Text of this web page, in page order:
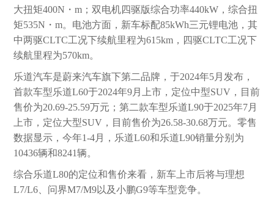
大扭矩400N・m；双电机四驱版综合功率440kW，综合扭
矩535N・m。电池方面，新车标配85kWh三元锂电池，其
中两驱CLTC工况下续航里程为615km，四驱CLTC工况下
续航里程为570km。
乐道汽车是蔚来汽车旗下第二品牌，于2024年5月发布，
首款车型乐道L60于2024年9月上市，定位中型SUV，目前
售价为20.69-25.59万元；第二款车型乐道L90于2025年7月
上市，定位大型SUV，目前售价为26.58-30.68万元。零售
数据显示，今年1-4月，乐道L60和乐道L90销量分别为
10436辆和8241辆。
综合乐道L80的定位和售价来看，新车上市后将与理想
L7/L6、问界M7/M9以及小鹏G9等车型竞争。‌‌